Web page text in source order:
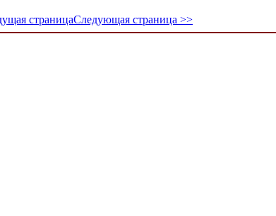
страницаСледующая страница >>